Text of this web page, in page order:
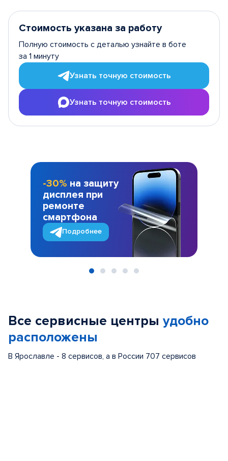
Стоимость указана за работу
Полную стоимость с деталью узнайте в боте
за 1 минуту
Узнать точную стоимость
Узнать точную стоимость
-30% на защиту
дисплея при
ремонте
смартфона
Подробнее
Все сервисные центры удобно
расположены
В Ярославле - 8 сервисов, а в России 707 сервисов